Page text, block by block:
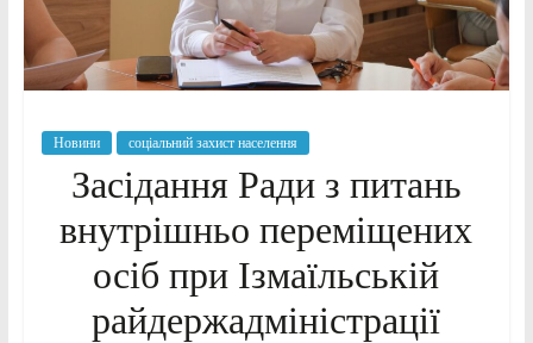
Новини соціальний захист населення
Засідання Ради з питань
внутрішньо переміщених
осіб при Ізмаїльській
райдержадміністрації